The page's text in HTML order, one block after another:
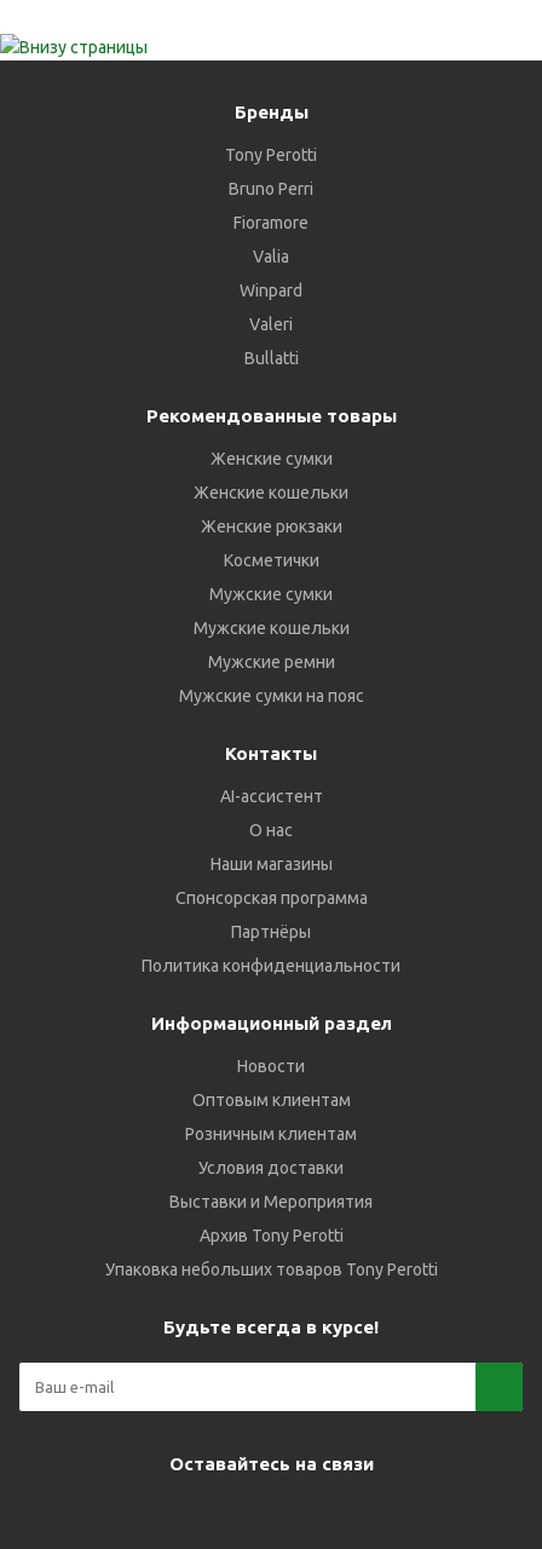
Бренды
Tony Perotti
Bruno Perri
Fioramore
Valia
Winpard
Valeri
Bullatti
Рекомендованные товары
Женские сумки
Женские кошельки
Женские рюкзаки
Косметички
Мужские сумки
Мужские кошельки
Мужские ремни
Мужские сумки на пояс
Контакты
AI-ассистент
О нас
Наши магазины
Спонсорская программа
Партнёры
Политика конфиденциальности
Информационный раздел
Новости
Оптовым клиентам
Розничным клиентам
Условия доставки
Выставки и Мероприятия
Архив Tony Perotti
Упаковка небольших товаров Tony Perotti
Будьте всегда в курсе!
Оставайтесь на связи